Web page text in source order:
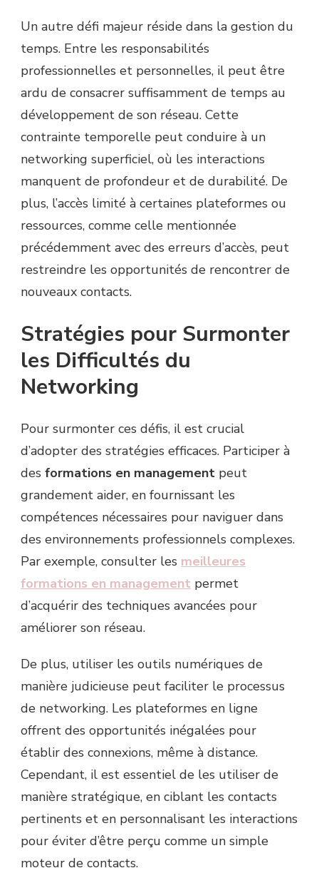
Un autre défi majeur réside dans la gestion du
temps. Entre les responsabilités
professionnelles et personnelles, il peut être
ardu de consacrer suffisamment de temps au
développement de son réseau. Cette
contrainte temporelle peut conduire à un
networking superficiel, où les interactions
manquent de profondeur et de durabilité. De
plus, l’accès limité à certaines plateformes ou
ressources, comme celle mentionnée
précédemment avec des erreurs d’accès, peut
restreindre les opportunités de rencontrer de
nouveaux contacts.
Stratégies pour Surmonter
les Difficultés du
Networking
Pour surmonter ces défis, il est crucial
d’adopter des stratégies efficaces. Participer à
des formations en management peut
grandement aider, en fournissant les
compétences nécessaires pour naviguer dans
des environnements professionnels complexes.
Par exemple, consulter les meilleures
formations en management permet
d’acquérir des techniques avancées pour
améliorer son réseau.
De plus, utiliser les outils numériques de
manière judicieuse peut faciliter le processus
de networking. Les plateformes en ligne
offrent des opportunités inégalées pour
établir des connexions, même à distance.
Cependant, il est essentiel de les utiliser de
manière stratégique, en ciblant les contacts
pertinents et en personnalisant les interactions
pour éviter d’être perçu comme un simple
moteur de contacts.